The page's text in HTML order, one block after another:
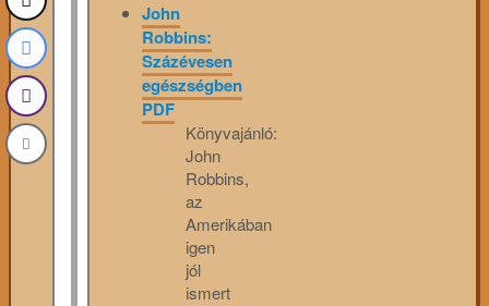
John
Robbins:
Százévesen
egészségben
PDF
Könyvajánló:
John
Robbins,
az
Amerikában
igen
jól
ismert